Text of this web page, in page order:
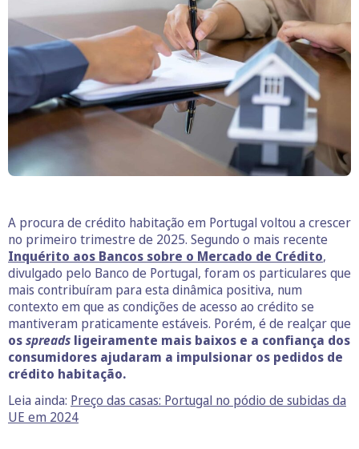
A procura de crédito habitação em Portugal voltou a crescer
no primeiro trimestre de 2025. Segundo o mais recente
Inquérito aos Bancos sobre o Mercado de Crédito,
divulgado pelo Banco de Portugal, foram os particulares que
mais contribuíram para esta dinâmica positiva, num
contexto em que as condições de acesso ao crédito se
mantiveram praticamente estáveis. Porém, é de realçar que
osspreads ligeiramente mais baixos e a confiança dos
consumidores ajudaram a impulsionar os pedidos de
crédito habitação.
Leia ainda: Preço das casas: Portugal no pódio de subidas da
UE em 2024